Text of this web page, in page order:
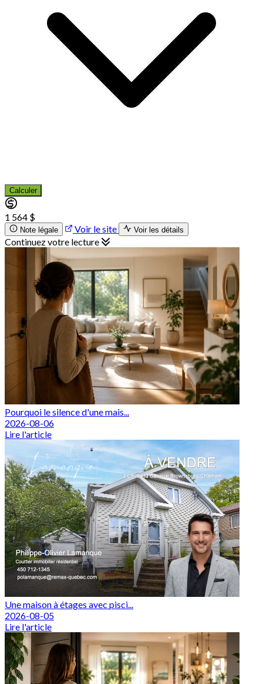
Calculer
1 564 $
Note légale Voir le site Voir les détails
Continuez votre lecture
Pourquoi le silence d'une mais...
2026-08-06
Lire l'article
Une maison à étages avec pisci...
2026-08-05
Lire l'article